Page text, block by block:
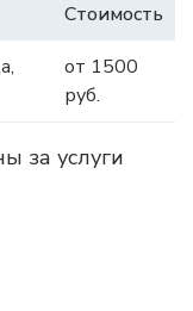
Стоимость
от 1500
руб.
за услуги